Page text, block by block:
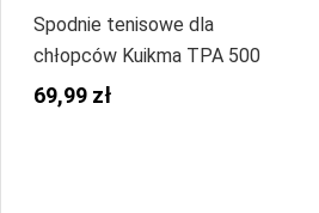
Spodnie tenisowe dla
chłopców Kuikma TPA 500
69,99 zł